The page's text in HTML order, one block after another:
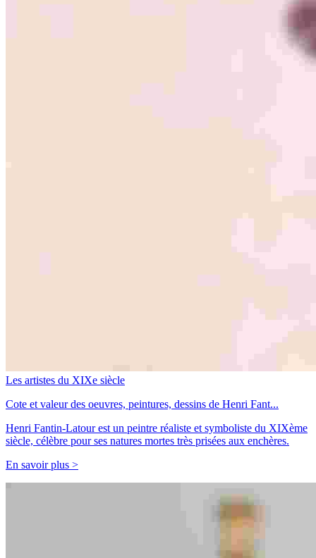
Les artistes du XIXe siècle
Cote et valeur des oeuvres, peintures, dessins de Henri Fant...
Henri Fantin-Latour est un peintre réaliste et symboliste du XIXème
siècle, célèbre pour ses natures mortes très prisées aux enchères.
En savoir plus >